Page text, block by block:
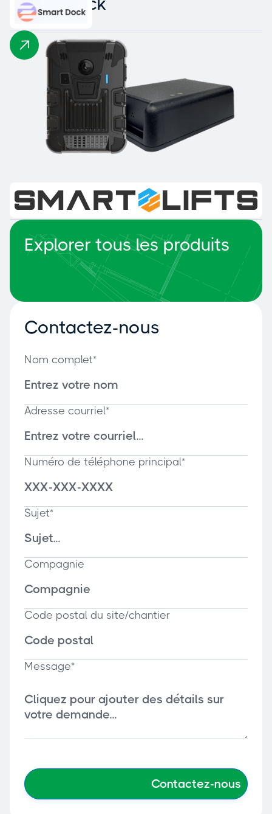
Smart Lifts
Explorer tous les produits
Contactez-nous
Nom complet*
Adresse courriel*
Numéro de téléphone principal*
Sujet*
Compagnie
Code postal du site/chantier
Message*